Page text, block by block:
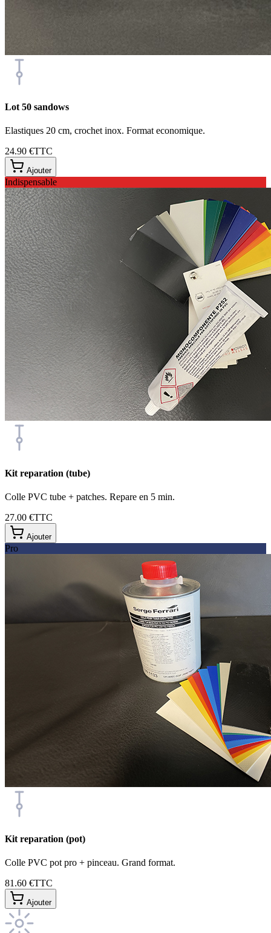
Lot 50 sandows
Elastiques 20 cm, crochet inox. Format economique.
24.90 €TTC
Ajouter
Indispensable
Kit reparation (tube)
Colle PVC tube + patches. Repare en 5 min.
27.00 €TTC
Ajouter
Pro
Kit reparation (pot)
Colle PVC pot pro + pinceau. Grand format.
81.60 €TTC
Ajouter